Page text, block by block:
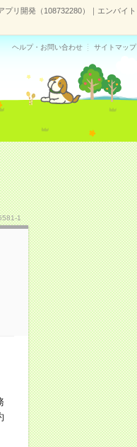
リ開発（108732280）｜エンバイト
ヘルプ・お問い合わせ サイトマップ
1